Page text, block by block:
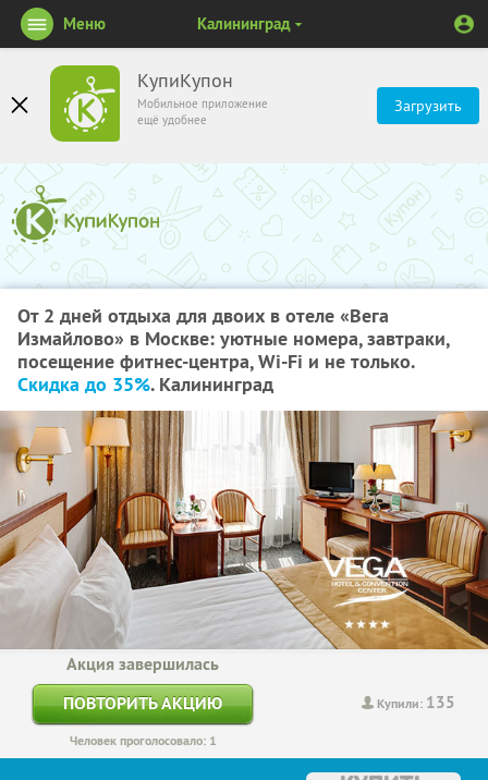
КупиКупон
Мобильное приложение
ещё удобнее
Загрузить
Меню Калининград
От 2 дней отдыха для двоих в отеле «Вега
Измайлово» в Москве: уютные номера, завтраки,
посещение фитнес-центра, Wi-Fi и не только.
Скидка до 35%. Калининград
Купили: 135
Акция завершилась
ПОВТОРИТЬ АКЦИЮ
Человек проголосовало: 1